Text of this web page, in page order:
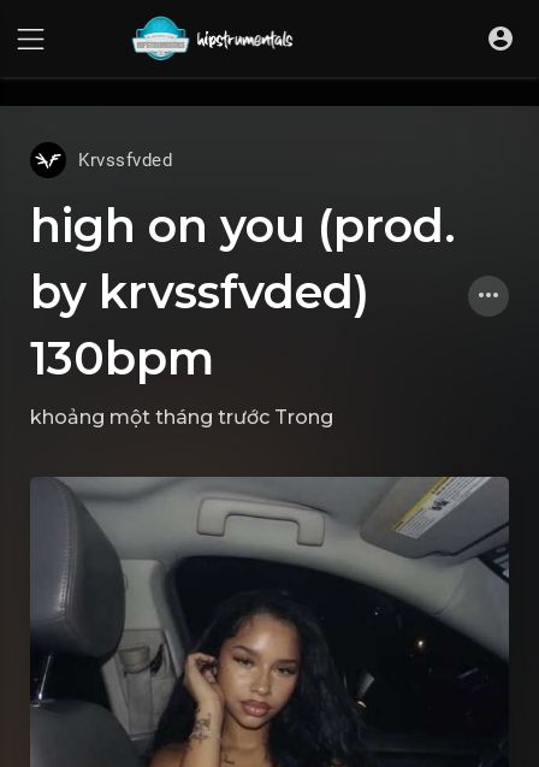
Krvssfvded
high on you (prod.
by krvssfvded)
130bpm
khoảng một tháng trước Trong